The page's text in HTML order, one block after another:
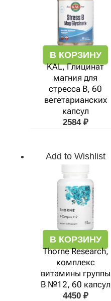
В КОРЗИНУ
KAL, Глицинат
магния для
стресса B, 60
вегетарианских
капсул
2584 ₽
Add to Wishlist
В КОРЗИНУ
Thorne Research,
комплекс
витамины группы
В №12, 60 капсул
4450 ₽